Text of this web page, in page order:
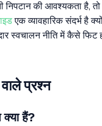
निपटान की आवश्यकता है,
एक व्यावहारिक संदर्भ है
स्वचालन नीति में कैसे फिट
प्रश्न
हैं?